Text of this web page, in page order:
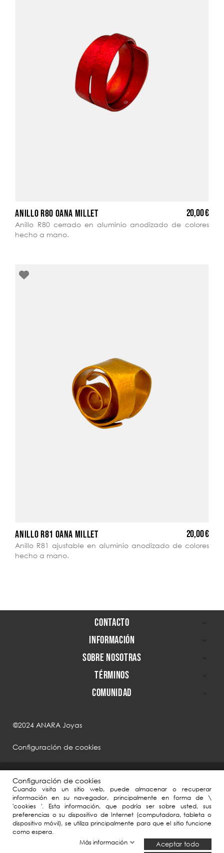
ANILLO R80 OANA MILLET 20,00 €
Anillo R80 cerrado en aluminio anodizado de colores
hecho a mano.
ANILLO R81 OANA MILLET 20,00 €
Anillo R81 ajustable en aluminio anodizado de colores
hecho a mano.
CONTACTO
INFORMACIÓN
SOBRE NOSOTRAS
TÉRMINOS
COMUNIDAD
©2024 ANARA Joyas
Configuración de cookies
ANARA Joyas, en el marco de la Agenda España Digital 2025, ha contado
con el apoyo del Plan de Digitalización PYMEs 2021-2025 y el Plan de
Configuración de cookies
Cuando visita un sitio web, puede almacenar o recuperar
información en su navegador, principalmente en forma de \
'cookies '. Esta información, que podría ser sobre usted, sus
preferencias o su dispositivo de Internet (computadora, tableta o
dispositivo móvil), se utiliza principalmente para que el sitio funcione
como espera.
Más información
Aceptar todo